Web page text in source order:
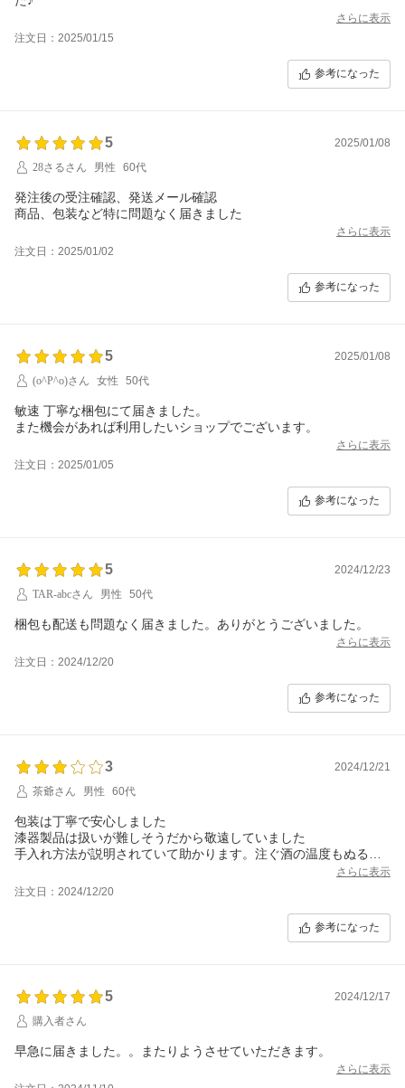
さらに表示
注文日：2025/01/15
参考になった
5
2025/01/08
28さるさん
男性 60代
発注後の受注確認、発送メール確認
商品、包装など特に問題なく届きました
さらに表示
注文日：2025/01/02
参考になった
5
2025/01/08
(o^P^o)さん
女性 50代
敏速 丁寧な梱包にて届きました。
また機会があれば利用したいショップでございます。
さらに表示
注文日：2025/01/05
参考になった
5
2024/12/23
TAR-abcさん
男性 50代
梱包も配送も問題なく届きました。ありがとうございました。
さらに表示
注文日：2024/12/20
参考になった
3
2024/12/21
茶爺さん
男性 60代
包装は丁寧で安心しました
漆器製品は扱いが難しそうだから敬遠していました
手入れ方法が説明されていて助かります。注ぐ酒の温度もぬるか
さらに表示
注文日：2024/12/20
参考になった
5
2024/12/17
購入者さん
早急に届きました。。またりようさせていただきます。
さらに表示